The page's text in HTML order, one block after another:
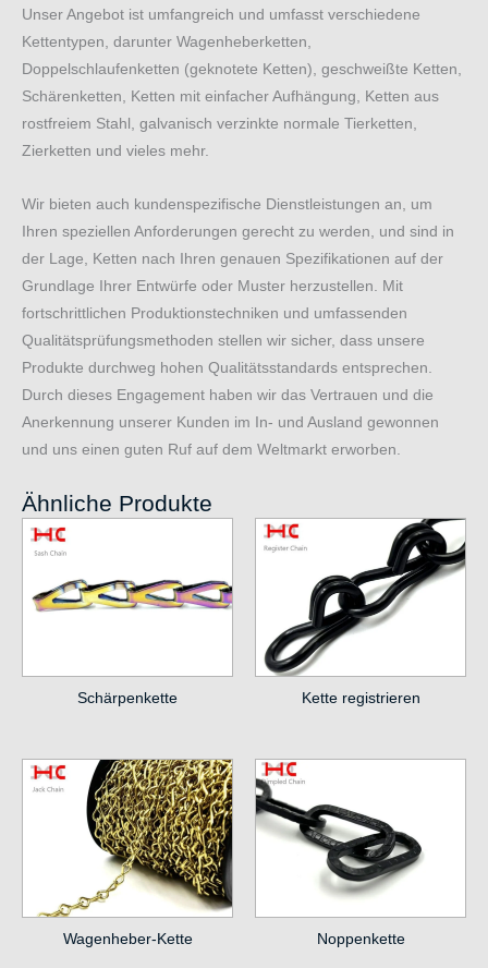
Unser Angebot ist umfangreich und umfasst verschiedene
Kettentypen, darunter Wagenheberketten,
Doppelschlaufenketten (geknotete Ketten), geschweißte Ketten,
Schärenketten, Ketten mit einfacher Aufhängung, Ketten aus
rostfreiem Stahl, galvanisch verzinkte normale Tierketten,
Zierketten und vieles mehr.
Wir bieten auch kundenspezifische Dienstleistungen an, um
Ihren speziellen Anforderungen gerecht zu werden, und sind in
der Lage, Ketten nach Ihren genauen Spezifikationen auf der
Grundlage Ihrer Entwürfe oder Muster herzustellen. Mit
fortschrittlichen Produktionstechniken und umfassenden
Qualitätsprüfungsmethoden stellen wir sicher, dass unsere
Produkte durchweg hohen Qualitätsstandards entsprechen.
Durch dieses Engagement haben wir das Vertrauen und die
Anerkennung unserer Kunden im In- und Ausland gewonnen
und uns einen guten Ruf auf dem Weltmarkt erworben.
Ähnliche Produkte
Schärpenkette Kette registrieren
Wagenheber-Kette Noppenkette